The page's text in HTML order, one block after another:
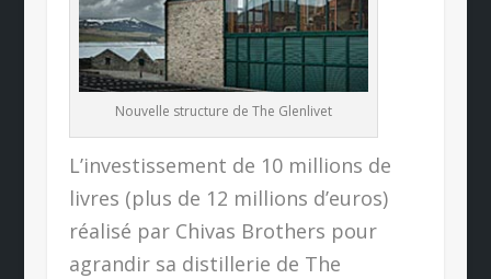
Nouvelle structure de The Glenlivet
L’investissement de 10 millions de
livres (plus de 12 millions d’euros)
réalisé par Chivas Brothers pour
agrandir sa distillerie de The